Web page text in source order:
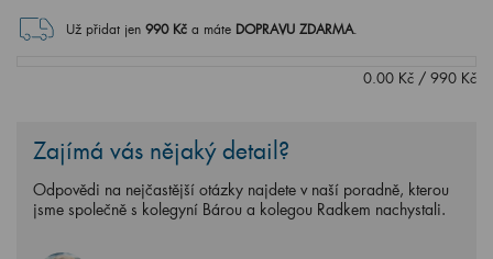
Už přidat jen 990Kč a máte DOPRAVU ZDARMA.
0.00 Kč / 990 Kč
Zajímá vás nějaký detail?
Odpovědi na nejčastější otázky najdete v naší poradně, kterou
jsme společně s kolegyní Bárou a kolegou Radkem nachystali.